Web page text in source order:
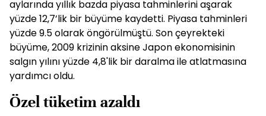
aylarında yıllık bazda piyasa tahminlerini aşarak
yüzde 12,7’lik bir büyüme kaydetti. Piyasa tahminleri
yüzde 9.5 olarak öngörülmüştü. Son çeyrekteki
büyüme, 2009 krizinin aksine Japon ekonomisinin
salgın yılını yüzde 4,8'lik bir daralma ile atlatmasına
yardımcı oldu.
Özel tüketim azaldı